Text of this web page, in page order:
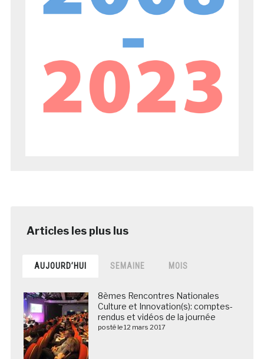
AUJOURD’HUI SEMAINE MOIS
8èmes Rencontres Nationales
Culture et Innovation(s): comptes-
rendus et vidéos de la journée
posté le 12 mars 2017